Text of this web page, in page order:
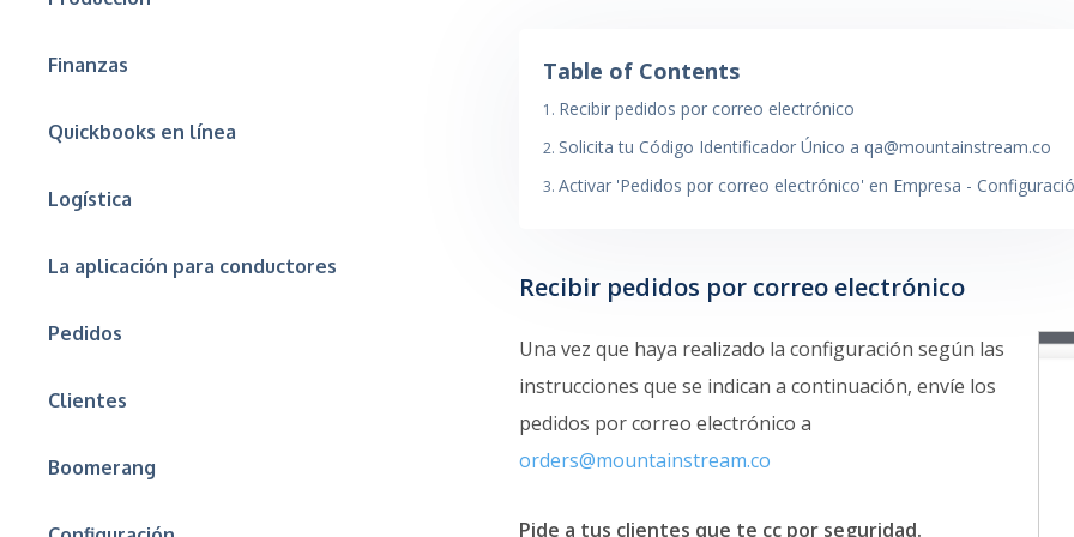
Finanzas
Quickbooks en línea
Logística
La aplicación para conductores
Pedidos
Clientes
Boomerang
Table of Contents
Recibir pedidos por correo electrónico
Solicita tu Código Identificador Único a qa@mountainstream.co
Activar 'Pedidos por correo electrónico' en Empresa -
Recibir pedidos por correo electrónico
Una vez que haya realizado la configuración según las
instrucciones que se indican a continuación, envíe los
pedidos por correo electrónico a
orders@mountainstream.co
Pide a tus clientes que te cc por seguridad.